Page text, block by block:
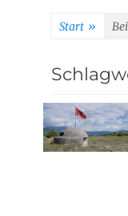
Start »